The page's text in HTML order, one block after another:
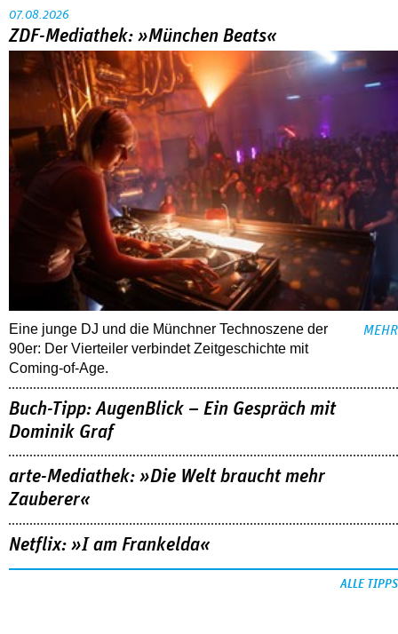
07.08.2026
ZDF-Mediathek: »München Beats«
Eine junge DJ und die Münchner Technoszene der
90er: Der Vierteiler verbindet Zeitgeschichte mit
Coming-of-Age.
MEHR
Buch-Tipp: AugenBlick – Ein Gespräch mit
Dominik Graf
arte-Mediathek: »Die Welt braucht mehr
Zauberer«
Netflix: »I am Frankelda«
ALLE TIPPS